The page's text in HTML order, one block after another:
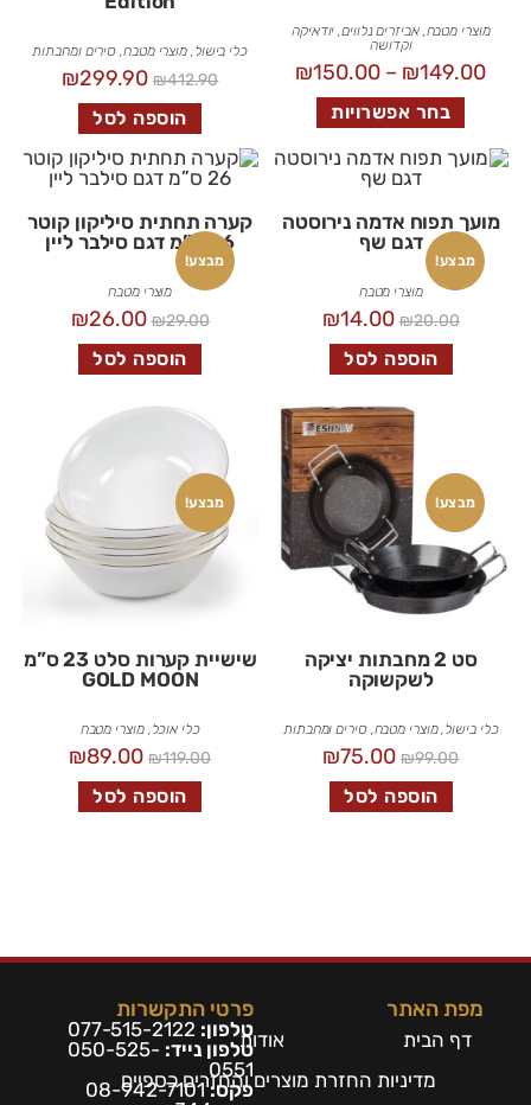
מוצרי מטבח ,אביזרים נלווים, יודאיקה
וקדושה
₪149.00
–
₪150.00
בחר אפשרויות
כלי בישול מוצרי מטבח סירים ומחבתות
₪412.90
₪299.90
הוספה לסל
מבצע!
מועך תפוח אדמה נירוסטה
דגם שף
מוצרי מטבח
₪20.00
₪14.00
הוספה לסל
מבצע!
קערה תחתית סיליקון קוטר
26 ס”מ דגם סילבר ליין
מוצרי מטבח
₪29.00
₪26.00
הוספה לסל
מבצע!
סט 2 מחבתות יציקה
לשקשוקה
כלי בישול ,מוצרי מטבח ,סירים ומחבתות
₪99.00
₪75.00
הוספה לסל
מבצע!
שישיית קערות סלט 23 ס”מ
GOLD MOON
כלי אוכל ,מוצרי מטבח
₪119.00
₪89.00
הוספה לסל
מפת האתר
דף הבית
אודות
מדיניות החזרת מוצרים והחזרים כספיים
פרטי התקשרות
טלפון: 077-515-2122
טלפון נייד: 050-525-
0551
פקס:08-942-7101